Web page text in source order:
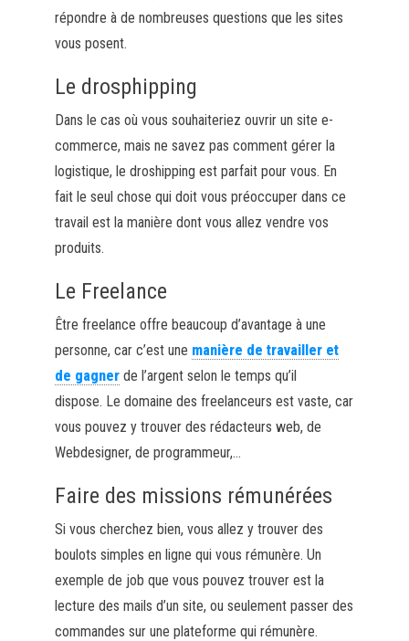
répondre à de nombreuses questions que les sites
vous posent.
Le drosphipping
Dans le cas où vous souhaiteriez ouvrir un site e-
commerce, mais ne savez pas comment gérer la
logistique, le droshipping est parfait pour vous. En
fait le seul chose qui doit vous préoccuper dans ce
travail est la manière dont vous allez vendre vos
produits.
Le Freelance
Être freelance offre beaucoup d’avantage à une
personne, car c’est une manière de travailler et
de gagnerde l’argent selon le temps qu’il
dispose. Le domaine des freelanceurs est vaste, car
vous pouvez y trouver des rédacteurs web, de
Webdesigner, de programmeur,…
Faire des missions rémunérées
Si vous cherchez bien, vous allez y trouver des
boulots simples en ligne qui vous rémunère. Un
exemple de job que vous pouvez trouver est la
lecture des mails d’un site, ou seulement passer des
commandes sur une plateforme qui rémunère.